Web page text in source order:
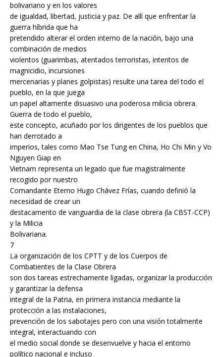
bolivariano y en los valores
de igualdad, libertad, justicia y paz. De allí que enfrentar la
guerra híbrida que ha
pretendido alterar el orden interno de la nación, bajo una
combinación de medios
violentos (guarimbas, atentados terroristas, intentos de
magnicidio, incursiones
mercenarias y planes golpistas) resulte una tarea del todo el
pueblo, en la que juega
un papel altamente disuasivo una poderosa milicia obrera.
Guerra de todo el pueblo,
este concepto, acuñado por los dirigentes de los pueblos que
han derrotado a
imperios, tales como Mao Tse Tung en China, Ho Chi Min y Vo
Nguyen Giap en
Vietnam representa un legado que fue magistralmente
recogido por nuestro
Comandante Eterno Hugo Chávez Frías, cuando definió la
necesidad de crear un
destacamento de vanguardia de la clase obrera (la CBST-CCP)
y la Milicia
Bolivariana.
7
La organización de los CPTT y de los Cuerpos de
Combatientes de la Clase Obrera
son dos tareas estrechamente ligadas, organizar la producción
y garantizar la defensa
integral de la Patria, en primera instancia mediante la
protección a las instalaciones,
prevención de los sabotajes pero con una visión totalmente
integral, interactuando con
el medio social donde se desenvuelve y hacia el entorno
político nacional e incluso